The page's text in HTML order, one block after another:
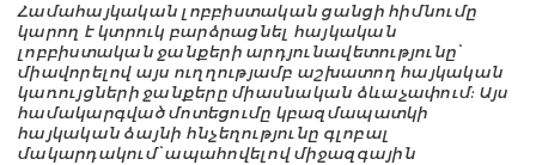
Համահայկական լոբբիստական ցանցի հիմնումը
կարող է կտրուկ բարձրացնել հայկական
լոբբիստական ջանքերի արդյունավետությունը՝
միավորելով այս ուղղությամբ աշխատող հայկական
կառույցների ջանքերը միասնական ձևաչափում: Այս
համակարգված մոտեցումը կբազմապատկի
հայկական ձայնի հնչեղությունը գլոբալ
մակարդակում՝ ապահովելով միջազգային